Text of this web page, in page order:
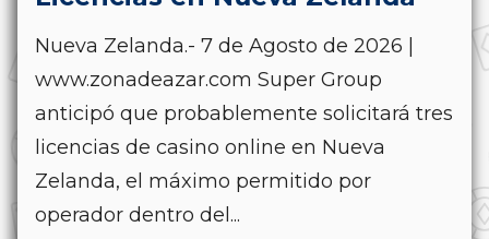
Nueva Zelanda.- 7 de Agosto de 2026 |
www.zonadeazar.com Super Group
anticipó que probablemente solicitará tres
licencias de casino online en Nueva
Zelanda, el máximo permitido por
operador dentro del...